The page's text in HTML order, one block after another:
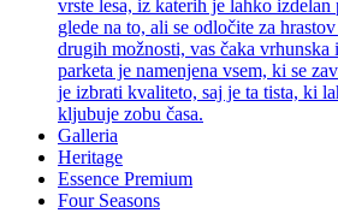
vrste lesa, iz katerih je lahko
glede na to, ali se odločite za
drugih možnosti, vas čaka vrhunska
parketa je namenjena vsem, ki se
je izbrati kvaliteto, saj je ta tista, ki
kljubuje zobu časa.
Galleria
Heritage
Essence Premium
Four Seasons